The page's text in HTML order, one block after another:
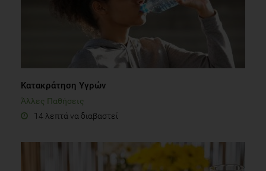
Κατακράτηση Υγρών
Άλλες Παθήσεις
14 λεπτά να διαβαστεί